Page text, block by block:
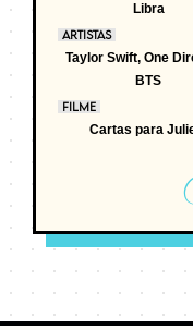
Libra
ARTISTAS
Taylor Swift, One
BTS
FILME
Cartas para